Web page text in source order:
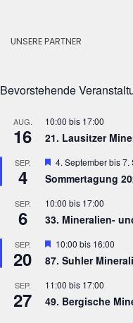
UNSERE PARTNER
Bevorstehende
AUG.
16
10:00 bis 17:00
21. Lausitzer
SEP.
4
Hervorgehoben
4. Septemberbis7.
Sommertagung
SEP.
6
10:00 bis 17:00
33. Mineralien-
SEP.
20
Hervorgehoben
10:00 bis 16:00
87. Suhler
SEP.
27
11:00 bis 17:00
49. Bergische